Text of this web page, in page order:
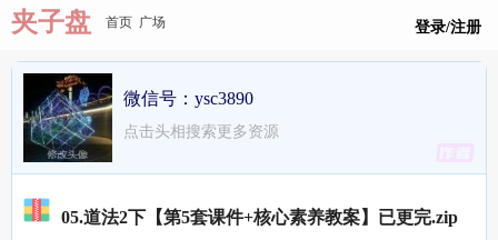
夹子盘 首页 广场 登录/注册
微信号：ysc3890
点击头相搜索更多资源
05.道法2下【第5套课件+核心素养教案】已更完.zip